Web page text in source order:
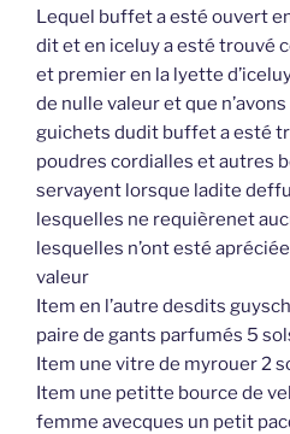
Lequel buffet a esté ouvert
dit et en iceluy a esté trouvé
et premier en la lyette
de nulle valeur et que
guichets dudit buffet a esté
poudres cordialles et autres
servayent lorsque ladite
lesquelles ne requièrenet
lesquelles n’ont esté
valeur
Item en l’autre desdits
paire de gants parfumés 5
Item une vitre de myrouer 2
Item une petitte bource de
femme avecques un petit